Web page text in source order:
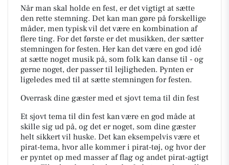
Når man skal holde en fest, er det vigtigt at sætte
den rette stemning. Det kan man gøre på forskellige
måder, men typisk vil det være en kombination af
flere ting. For det første er det musikken, der sætter
stemningen for festen. Her kan det være en god idé
at sætte noget musik på, som folk kan danse til - og
gerne noget, der passer til lejligheden. Pynten er
ligeledes med til at sætte stemningen for festen.
Overrask dine gæster med et sjovt tema til din fest
Et sjovt tema til din fest kan være en god måde at
skille sig ud på, og det er noget, som dine gæster
helt sikkert vil huske. Det kan eksempelvis være et
pirat-tema, hvor alle kommer i pirat-tøj, og hvor der
er pyntet op med masser af flag og andet pirat-agtigt